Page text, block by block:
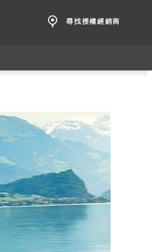
尋找授權經銷商